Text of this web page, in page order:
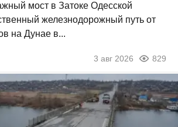
мост в Затоке Одесской
железнодорожный путь от
на Дунае в...
3 авг 2026 829